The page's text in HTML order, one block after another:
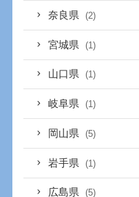
奈良県 (2)
宮城県 (1)
山口県 (1)
岐阜県 (1)
岡山県 (5)
岩手県 (1)
広島県 (5)